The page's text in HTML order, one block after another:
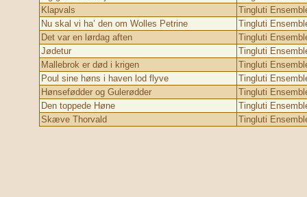
Klapvals
Tingluti
Nu skal vi ha’ den om Wolles Petrine
Tingluti
Det var en lørdag aften
Tingluti
Jødetur
Tingluti
Mallebrok er død i krigen
Tingluti
Poul sine høns i haven lod flyve
Tingluti
Hønsefødder og Gulerødder
Tingluti
Den toppede Høne
Tingluti
Skæve Thorvald
Tingluti